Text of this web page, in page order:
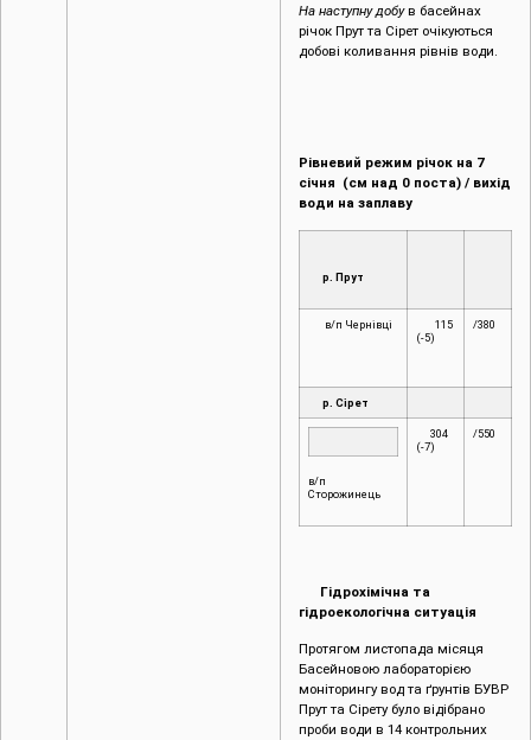
На наступну добув басейнах
річок Прут та Сірет очікуються
добові коливання рівнів води.
Рівневий режим річок на 7
січня (см над 0 поста) / вихід
води на заплаву
р. Прут
в/п Чернівці
115
(-5)
/380
р. Сірет
в/п
Сторожинець
304
(-7)
/550
Гідрохімічна та
гідроекологічна ситуація
Протягом листопада місяця
Басейновою лабораторією
моніторингу вод та ґрунтів БУВР
Прут та Сірету було відібрано
проби води в 14 контрольних